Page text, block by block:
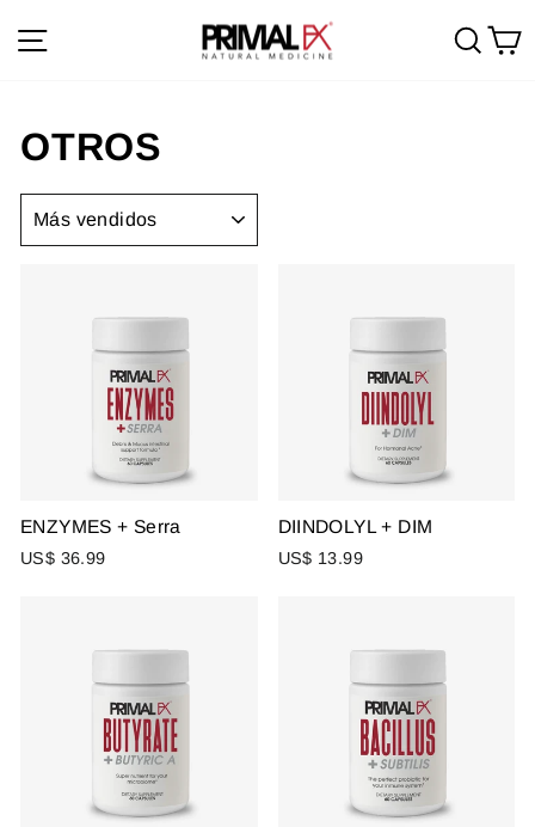
directamente
OTROS
ENZYMES + Serra
US$ 36.99
DIINDOLYL + DIM
US$ 13.99